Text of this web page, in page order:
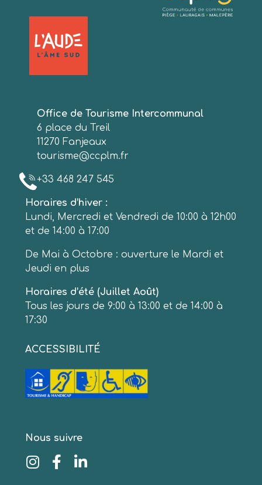
Office de Tourisme Intercommunal
6 place du Treil
11270 Fanjeaux
tourisme@ccplm.fr
+33 468 247 545
Horaires d’hiver :
Lundi, Mercredi et Vendredi de 10:00 à 12h00
et de 14:00 à 17:00
De Mai à Octobre : ouverture le Mardi et
Jeudi en plus
Horaires d’été (Juillet Août)
Tous les jours de 9:00 à 13:00 et de 14:00 à
17:30
ACCESSIBILITÉ
Nous suivre